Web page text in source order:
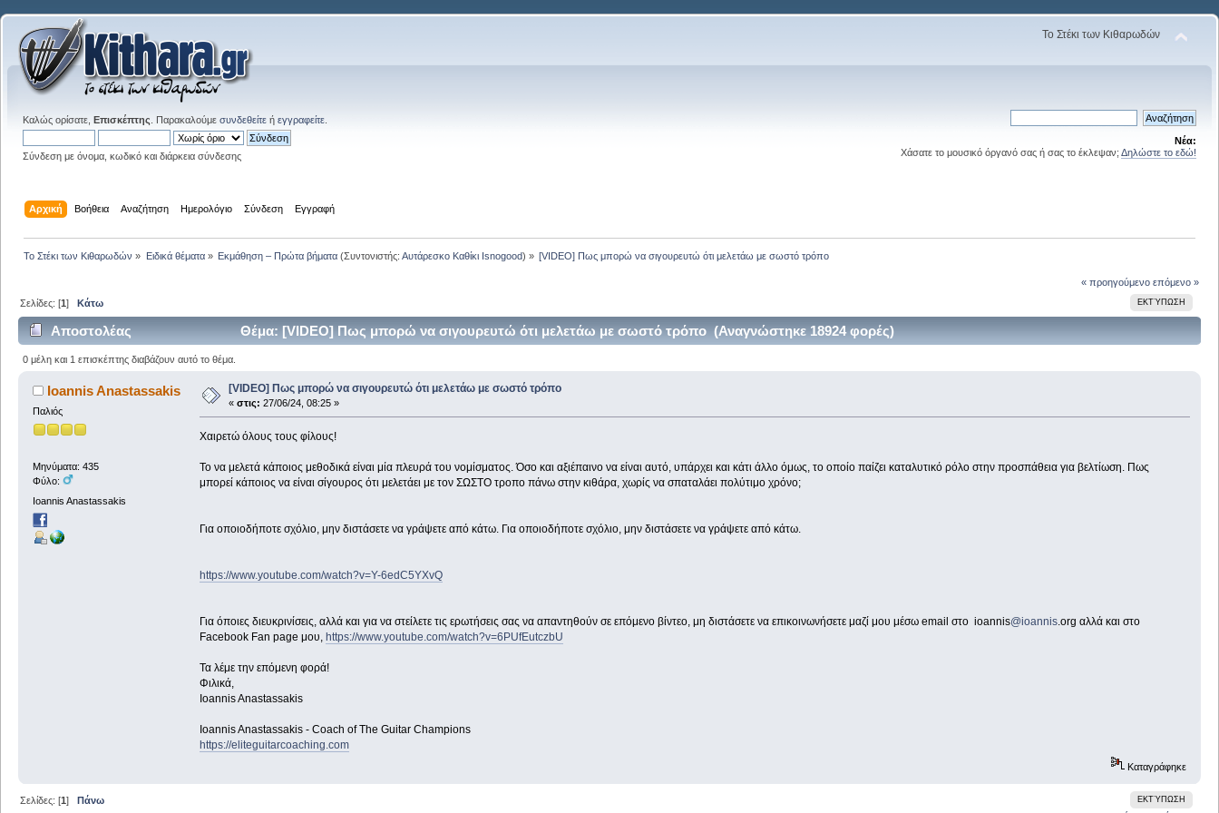
Το Στέκι των Κιθαρωδών
Καλώς ορίσατε, Επισκέπτης . Παρακαλούμε συνδεθείτε ή εγγραφείτε
Σύνδεση με όνομα, κωδικό και διάρκεια σύνδεσης
Νέα:
Χάσατε το μουσικό όργανό σας ή σας το έκλεψαν; Δηλώστε το εδώ!
Αρχική Βοήθεια Αναζήτηση Ημερολόγιο Σύνδεση Εγγραφή
Το Στέκι των Κιθαρωδών » Ειδικά θέματα» Εκμάθηση – Πρώτα βήματα(Συντονιστής: Αυτάρεσκο Καθίκι Isnogood) » [VIDEO] Πως μπορώ να σιγουρευτώ ότι μελετάω με σωστό τρόπο
« προηγούμενο επόμενο »
ΕΚΤΎΠΩΣΗ
Σελίδες: [1]Κάτω
Αποστολέας Θέμα: [VIDEO] Πως μπορώ να σιγουρευτώ ότι μελετάω με σωστό τρόπο (Αναγνώστηκε 18924 φορές)
0 μέλη και 1 επισκέπτης διαβάζουν αυτό το θέμα.
Ioannis Anastassakis
Παλιός
Μηνύματα: 435
Φύλο:
Ioannis Anastassakis
[VIDEO] Πως μπορώ να σιγουρευτώ ότι μελετάω με σωστό τρόπο
« στις: 27/06/24, 08:25 »
Χαιρετώ όλους τους φίλους!
Το να μελετά κάποιος μεθοδικά είναι μία πλευρά του νομίσματος. Όσο και αξιέπαινο να είναι αυτό, υπάρχει και κάτι άλλο όμως, το οποίο παίζει καταλυτικό ρόλο στην προσπάθεια για βελτίωση. Πως
μπορεί κάποιος να είναι σίγουρος ότι μελετάει με τον ΣΩΣΤΟ τροπο πάνω στην κιθάρα, χωρίς να σπαταλάει πολύτιμο χρόνο;
Για οποιοδήποτε σχόλιο, μην διστάσετε να γράψετε από κάτω. Για οποιοδήποτε σχόλιο, μην διστάσετε να γράψετε από κάτω.
https://www.youtube.com/watch?v=Y-6edC5YXvQ
Για όποιες διευκρινίσεις, αλλά και για να στείλετε τις ερωτήσεις σας να απαντηθούν σε επόμενο βίντεο, μη διστάσετε να επικοινωνήσετε μαζί μου μέσω email στο ioannis@ioannis.org αλλά και στο
Facebook Fan page μου, https://www.youtube.com/watch?v=6PUfEutczbU
Τα λέμε την επόμενη φορά!
Φιλικά,
Ioannis Anastassakis
Ioannis Anastassakis - Coach of The Guitar Champions
https://eliteguitarcoaching.com
Καταγράφηκε
ΕΚΤΎΠΩΣΗ
Σελίδες: [1]Πάνω